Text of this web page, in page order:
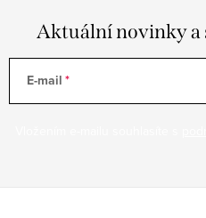
Aktuální novinky a
E-mail